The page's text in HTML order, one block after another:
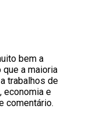
bem a
a maioria
trabalhos de
economia e
comentário.